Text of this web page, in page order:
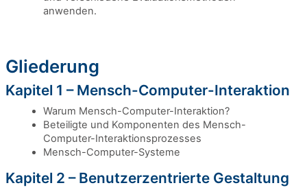
anwenden.
Gliederung
Kapitel 1 – Mensch-Computer-Interaktion
Warum Mensch-Computer-Interaktion?
Beteiligte und Komponenten des Mensch-
Computer-Interaktionsprozesses
Mensch-Computer-Systeme
Kapitel 2 – Benutzerzentrierte Gestaltung